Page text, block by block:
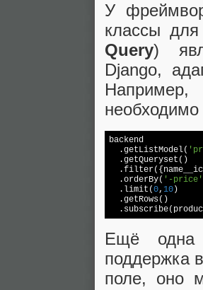
У
классы
Query)
Django,
backend
  .getListModel(
  .getQueryset()
  .orderBy(
'-price'
  .limit(
0, 10)
  .getRows()
Ещё одна
поддержка
поле, оно